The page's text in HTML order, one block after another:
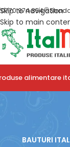
Skip to navigation
Skip to main
0770 974 854
alimentare
BAUTURI